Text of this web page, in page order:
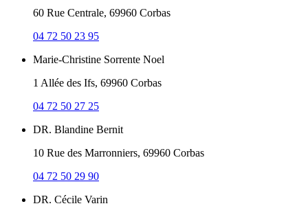
60 Rue Centrale, 69960 Corbas
04 72 50 23 95
Marie-Christine Sorrente Noel
1 Allée des Ifs, 69960 Corbas
04 72 50 27 25
DR. Blandine Bernit
10 Rue des Marronniers, 69960 Corbas
04 72 50 29 90
DR. Cécile Varin